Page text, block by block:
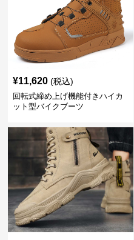
¥11,620 (税込)
回転式締め上げ機能付きハイカ
ット型バイクブーツ